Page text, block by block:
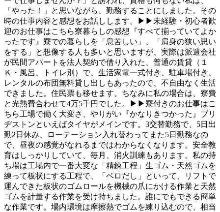
「やった！」と思いながら、勤務することにしました。その
時の仕事内容と感想をお話しします。▶▶未経験・初心者歓
迎のお仕事はこちら寮暮らしの感想『すべて揃っていてよか
ったです』寮での暮らしを「息苦しい」、「肩身の狭い思い
をする」と想像する人も多いと思いますが、実際は派遣会社
が民間アパートを法人契約で借り入れた、普通の賃貸（１
Ｋ・風呂、トイレ別）で、生活家電一式付き、駐車場付き、
レンタルの布団無料貸し出しもあったので、不自由なく生活
できました。住民票も移せます。ちなみに私の場合は、寮費
と光熱費合わせて4万5千円でした。▶▶寮付きのお仕事はこ
ちら工場で働く大変さ、やりがい『かなりきつかった』ブリ
ヂストンといえばタイヤがメインです。3交替勤務で、5日出
勤2日休み、ローテーション入れ替わってまた5日勤務なの
で、昼夜の感覚がなれるまではわからなくなります。安全教
育はしっかりしていて、毎月、消火訓練もあります。私の持
ち場は工場内で一番大変な「精錬工程」生ゴム・天然ゴムを
練って板状にする工程で、「ベロだし」といって、リフトで
運んできた板状のゴムロールを機械の爪にかける作業と天然
ゴムを計量する作業を受け持ちました。誰にでもできる簡単
な作業です。場内環境は摩擦熱でゴムを練り込むので、相当